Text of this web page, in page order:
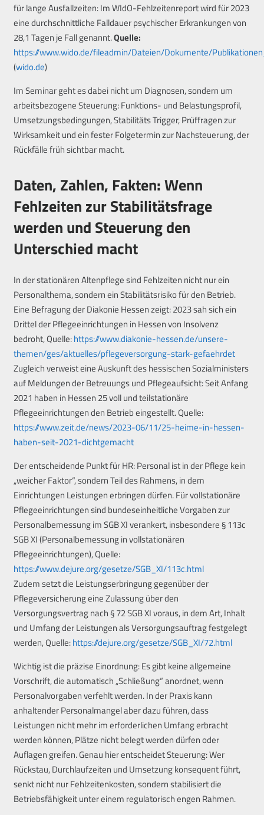
für lange Ausfallzeiten: Im WIdO-Fehlzeitenreport wird für 2023
eine durchschnittliche Falldauer psychischer Erkrankungen von
28,1 Tagen je Fall genannt.Quelle:
https://www.wido.de/fileadmin/Dateien/Dokumente/
(wido.de)
Im Seminar geht es dabei nicht um Diagnosen, sondern um
arbeitsbezogene Steuerung: Funktions- und Belastungsprofil,
Umsetzungsbedingungen, Stabilitäts Trigger, Prüffragen zur
Wirksamkeit und ein fester Folgetermin zur Nachsteuerung, der
Rückfälle früh sichtbar macht.
Daten, Zahlen, Fakten: Wenn
Fehlzeiten zur Stabilitätsfrage
werden und Steuerung den
Unterschied macht
In der stationären Altenpflege sind Fehlzeiten nicht nur ein
Personalthema, sondern ein Stabilitätsrisiko für den Betrieb.
Eine Befragung der Diakonie Hessen zeigt: 2023 sah sich ein
Drittel der Pflegeeinrichtungen in Hessen von Insolvenz
bedroht, Quelle:https://www.diakonie-hessen.de/unsere-
themen/ges/aktuelles/pflegeversorgung-stark-gefaehrdet
Zugleich verweist eine Auskunft des hessischen Sozialministers
auf Meldungen der Betreuungs und Pflegeaufsicht: Seit Anfang
2021 haben in Hessen 25 voll und teilstationäre
Pflegeeinrichtungen den Betrieb eingestellt. Quelle:
https://www.zeit.de/news/2023-06/11/25-heime-in-hessen-
haben-seit-2021-dichtgemacht
Der entscheidende Punkt für HR: Personal ist in der Pflege kein
„weicher Faktor“, sondern Teil des Rahmens, in dem
Einrichtungen Leistungen erbringen dürfen. Für vollstationäre
Pflegeeinrichtungen sind bundeseinheitliche Vorgaben zur
Personalbemessung im SGB XI verankert, insbesondere § 113c
SGB XI (Personalbemessung in vollstationären
Pflegeeinrichtungen), Quelle:
https://www.dejure.org/gesetze/SGB_XI/113c.html
Zudem setzt die Leistungserbringung gegenüber der
Pflegeversicherung eine Zulassung über den
Versorgungsvertrag nach § 72 SGB XI voraus, in dem Art, Inhalt
und Umfang der Leistungen als Versorgungsauftrag festgelegt
werden, Quelle:https://dejure.org/gesetze/SGB_XI/72.html
Wichtig ist die präzise Einordnung: Es gibt keine allgemeine
Vorschrift, die automatisch „Schließung“ anordnet, wenn
Personalvorgaben verfehlt werden. In der Praxis kann
anhaltender Personalmangel aber dazu führen, dass
Leistungen nicht mehr im erforderlichen Umfang erbracht
werden können, Plätze nicht belegt werden dürfen oder
Auflagen greifen. Genau hier entscheidet Steuerung: Wer
Rückstau, Durchlaufzeiten und Umsetzung konsequent führt,
senkt nicht nur Fehlzeitenkosten, sondern stabilisiert die
Betriebsfähigkeit unter einem regulatorisch engen Rahmen.